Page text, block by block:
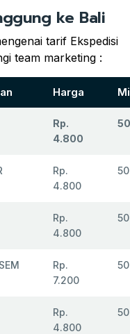
ke Bali
tarif Ekspedisi
team marketing :
Harga
Rp.
4.800
Rp.
4.800
Rp.
4.800
Rp.
7.200
Rp.
4.800